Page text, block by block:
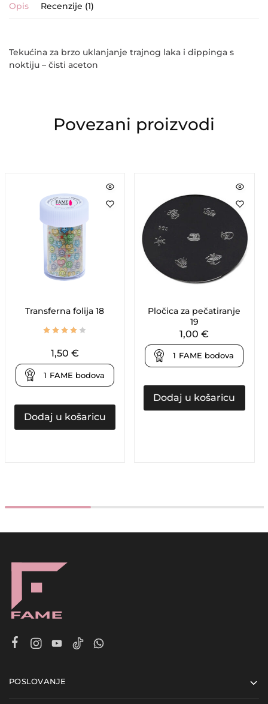
Opis Recenzije (1)
Tekućina za brzo uklanjanje trajnog laka i dippinga s
noktiju – čisti aceton
Povezani proizvodi
Transferna folija 18
1,50 €
1 FAME bodova
Dodaj u košaricu
Pločica za pečatiranje
19
1,00€
1 FAME bodova
Dodaj u košaricu
POSLOVANJE